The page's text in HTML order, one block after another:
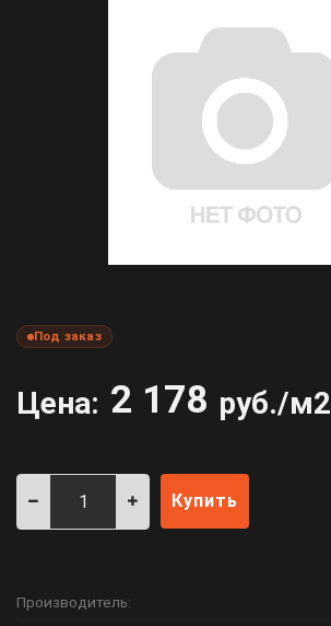
Под заказ
Цена: 2 178 руб./м2
Купить
Производитель: